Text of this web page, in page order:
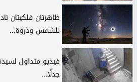
ظاهرتان فلكيتان
للشمس وذروة...
فيديو متداول
جدلًا...